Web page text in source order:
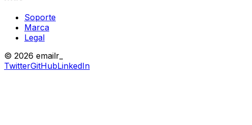
Soporte
Marca
Legal
© 2026 emailr_
TwitterGitHubLinkedIn